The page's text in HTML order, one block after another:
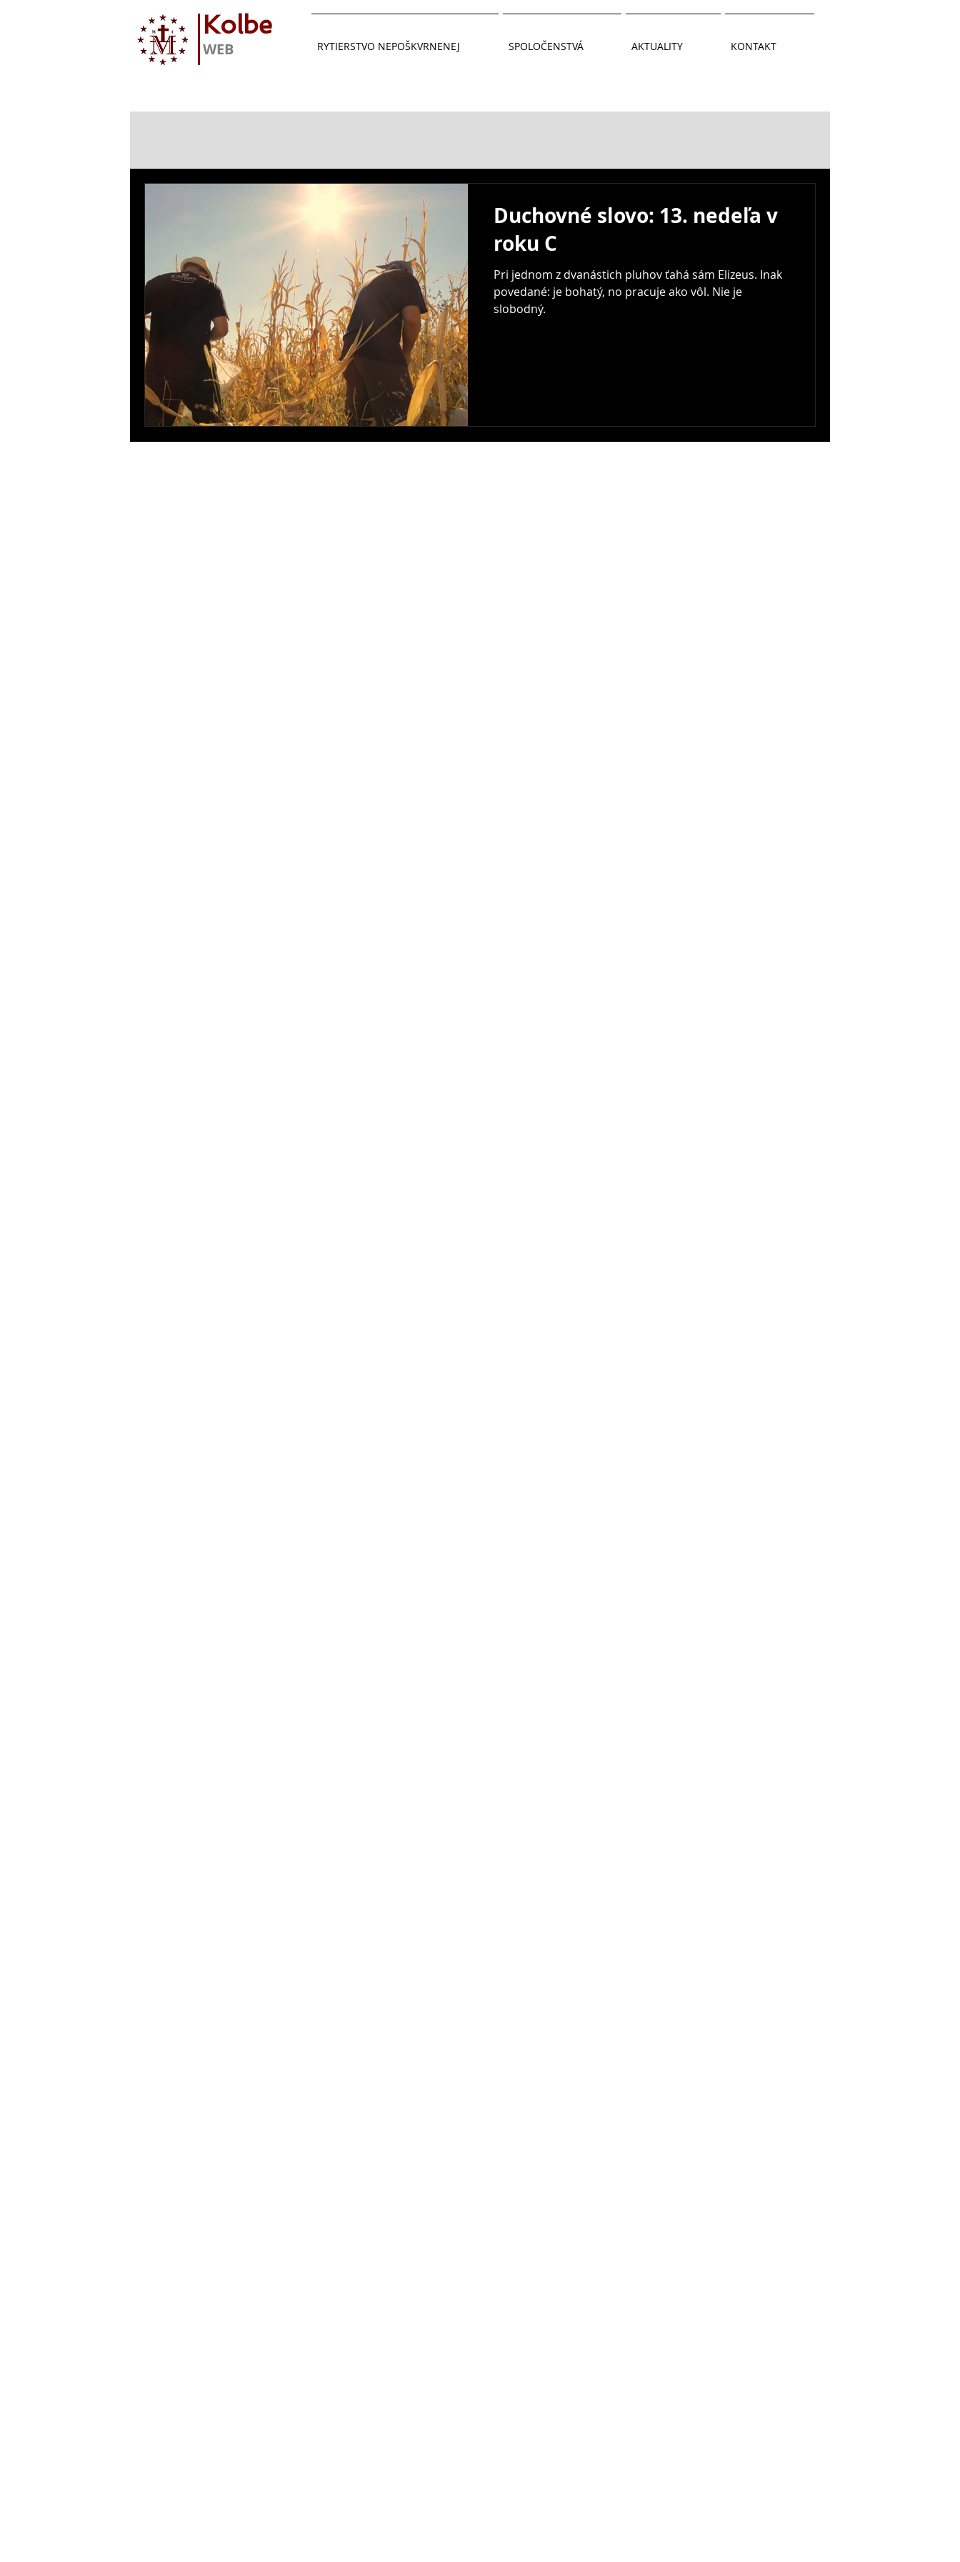
Kolbe
WEB RYTIERSTVO NEPOŠKVRNENEJ SPOLOČENSTVÁ AKTUALITY KONTAKT
Duchovné slovo: 13. nedeľa v
roku C
Pri jednom z dvanástich pluhov ťahá sám Elizeus. Inak
povedané: je bohatý, no pracuje ako vôl. Nie je
slobodný.